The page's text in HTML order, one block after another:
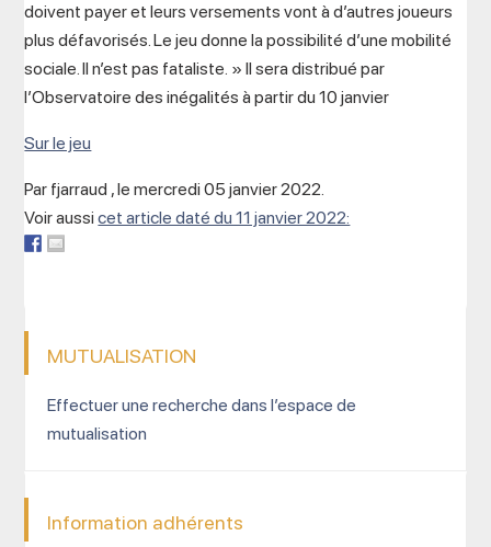
doivent payer et leurs versements vont à d’autres joueurs
plus défavorisés. Le jeu donne la possibilité d’une mobilité
sociale. Il n’est pas fataliste. » Il sera distribué par
l’Observatoire des inégalités à partir du 10 janvier
Sur le jeu
Par fjarraud , le mercredi 05 janvier 2022.
Voir aussicet article daté du 11 janvier 2022:
MUTUALISATION
Effectuer une recherche dans l’espace de
mutualisation
Information adhérents